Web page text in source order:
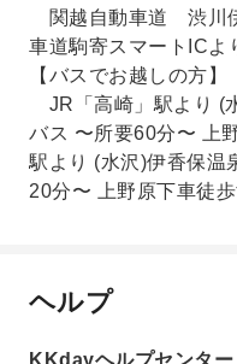
関越自動車道 渋川
車道駒寄スマートICよ
【バスでお越しの方】
JR「高崎」駅より (
バス 〜所要60分〜 上
駅より (水沢)伊香保温
20分〜 上野原下車徒
ヘルプ
KKdayヘルプセンター